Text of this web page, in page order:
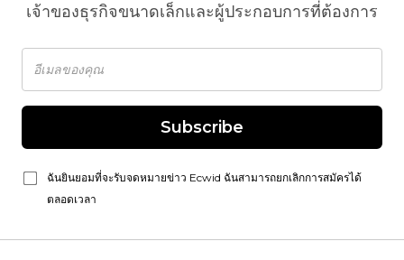
เจ้าของธุรกิจขนาดเล็กและผู้ประกอบการที่ต้องการ
Subscribe
ฉันยินยอมที่จะรับจดหมายข่าว Ecwid ฉันสามารถยกเลิกการสมัครได้
ตลอดเวลา